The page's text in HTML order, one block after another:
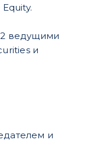
ведущими
и
и